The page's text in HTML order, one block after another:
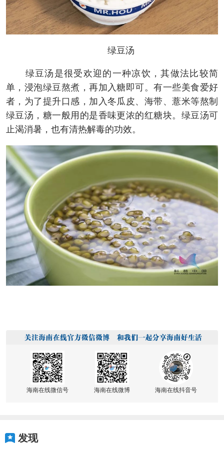
绿豆汤
绿豆汤是很受欢迎的一种凉饮，其做法比较简
单，浸泡绿豆熬煮，再加入糖即可。有一些美食爱好
者，为了提升口感，加入冬瓜皮、海带、薏米等熬制
绿豆汤，糖一般用的是香味更浓的红糖块。绿豆汤可
止渴消暑，也有清热解毒的功效。
海南在线微信号 海南在线微博 海南在线抖音号
发现